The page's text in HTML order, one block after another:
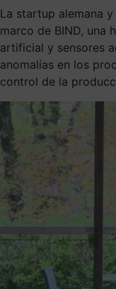
La startup alemana
marco de BIND, una
artificial y sensores
anomalías en los
control de la